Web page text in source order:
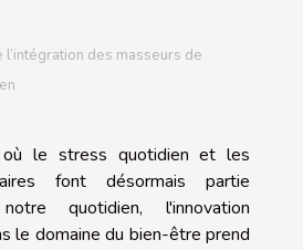
l’intégration des masseurs de
où le stress quotidien et les
font désormais partie
quotidien, l'innovation
le domaine du bien-être prend